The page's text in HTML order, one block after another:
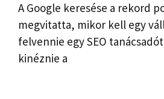
A Google keresése a rekord
megvitatta, mikor kell egy
felvennie egy SEO
kinéznie a